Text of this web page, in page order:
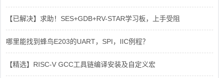
【已解决】求助！SES+GDB+RV-STAR学习板，上手受阻
哪里能找到蜂鸟E203的UART，SPI，IIC例程？
【精选】RISC-V GCC工具链编译安装及自定义宏